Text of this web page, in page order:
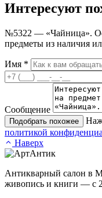
Интересуют
№5322 — «Чайница».
предметы из наличия
Имя *
Сообщение
Подобрать похожее
политикой
Наверх
Антикварный салон в
живопись и книги — с